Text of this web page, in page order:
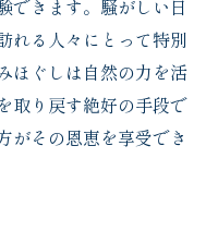
ほぐしの効果
できます。騒がしい日
れる人々にとって特別
ほぐしは自然の力を活
取り戻す絶好の手段で
がその恩恵を享受でき